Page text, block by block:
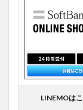
LINEMOは